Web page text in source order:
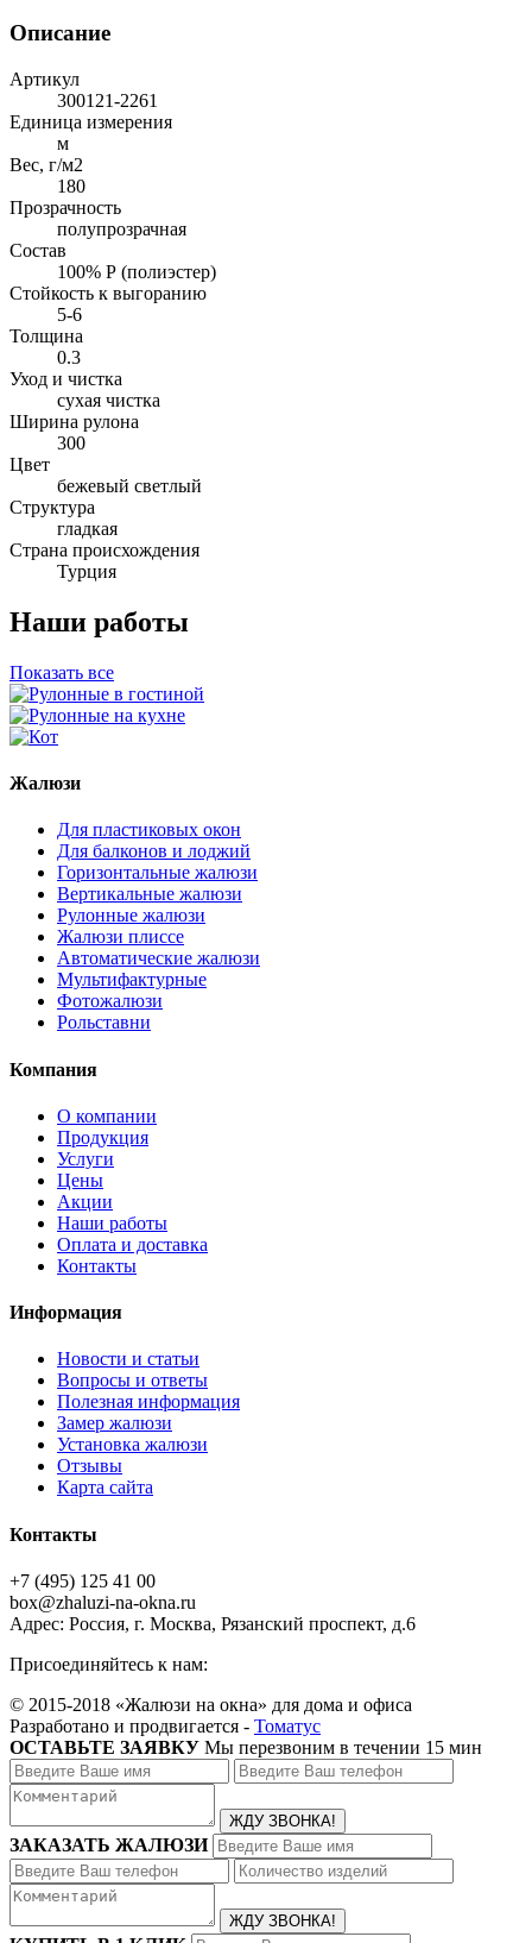
Описание
Артикул
300121-2261
Единица измерения
м
Вес, г/м2
180
Прозрачность
полупрозрачная
Состав
100% Р (полиэстер)
Стойкость к выгоранию
5-6
Толщина
0.3
Уход и чистка
сухая чистка
Ширина рулона
300
Цвет
бежевый светлый
Структура
гладкая
Страна происхождения
Турция
Наши работы
Показать все
Жалюзи
Для пластиковых окон
Для балконов и лоджий
Горизонтальные жалюзи
Вертикальные жалюзи
Рулонные жалюзи
Жалюзи плиссе
Автоматические жалюзи
Мультифактурные
Фотожалюзи
Рольставни
Компания
О компании
Продукция
Услуги
Цены
Акции
Наши работы
Оплата и доставка
Контакты
Информация
Новости и статьи
Вопросы и ответы
Полезная информация
Замер жалюзи
Установка жалюзи
Отзывы
Карта сайта
Контакты
+7 (495) 125 41 00
box@zhaluzi-na-okna.ru
Адрес: Россия, г. Москва, Рязанский проспект, д.6
Присоединяйтесь к нам:
© 2015-2018 «Жалюзи на окна» для дома и офиса
Разработано и продвигается - Томатус
ОСТАВЬТЕ ЗАЯВКУ Мы перезвоним в течении 15 мин
ЗАКАЗАТЬ ЖАЛЮЗИ